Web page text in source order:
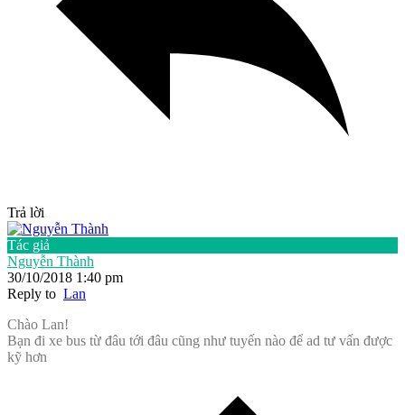
Trả lời
Tác giả
Nguyễn Thành
30/10/2018 1:40 pm
Reply to Lan
Chào Lan!
Bạn đi xe bus từ đâu tới đâu cũng như tuyến nào để ad tư vấn được
kỹ hơn